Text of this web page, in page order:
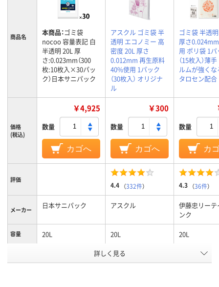
商品名 本商品：ゴミ袋
nocoo 容量表記 白
半透明 20L 厚
さ:0.023mm（300
枚:10枚入×30パッ
ク）日本サニパック
アスクル ゴミ袋 半
透明 エコノミー 高
密度 20L 厚さ
0.012mm 再生原料
40%使用 1パック
（30枚入） オリジナ
ル
ゴミ袋 半透
厚さ
用 ポリ袋 1
（15枚入）薄
ルムが強くな
タロセン配合
価格
(税込)
￥4,925
数量
カゴへ
￥300
数量
カゴへ
数量
カ
評価
4.4 （332件） 4.3 （36件）
メーカー 日本サニパック アスクル
伊藤忠リーテ
ンク
容量 20L 20L 20L
半透明
詳しく見る